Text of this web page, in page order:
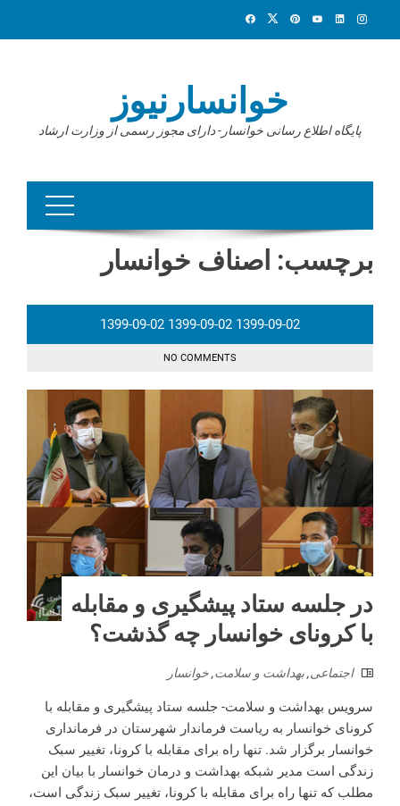
خوانسارنیوز
پایگاه اطلاع رسانی خوانسار- دارای مجوز رسمی از وزارت ارشاد
برچسب: اصناف خوانسار
1399-09-02 1399-09-02 1399-09-02
NO COMMENTS
در جلسه ستاد پیشگیری و مقابله
با کرونای خوانسار چه گذشت؟
اجتماعی,بهداشت و سلامت,خوانسار
سرویس بهداشت و سلامت- جلسه ستاد پیشگیری و مقابله با
کرونای خوانسار به ریاست فرماندار شهرستان در فرمانداری
خوانسار برگزار شد. تنها راه برای مقابله با کرونا، تغییر سبک
زندگی است مدیر شبکه بهداشت و درمان خوانسار با بیان این
مطلب که تنها راه برای مقابله با کرونا، تغییر سبک زندگی است،